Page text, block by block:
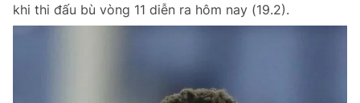
khi thi đấu bù vòng 11 diễn ra hôm nay (19.2).